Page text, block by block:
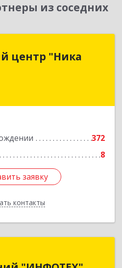
из соседних
центр "Ника
372
8
заявку
контакты
центр "Ника
Сервис"
обл, Балашиха г, Полевая
заявку
Назад